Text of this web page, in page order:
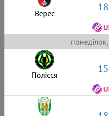
Верес
Полісся